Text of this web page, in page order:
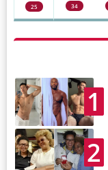
25 34
1
2